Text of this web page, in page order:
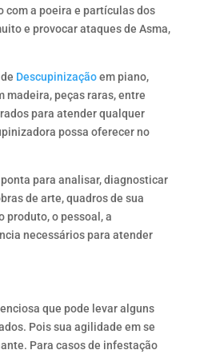
com a poeira e partículas dos
e provocar ataques de Asma,
Descupinizaçãoem piano,
madeira, peças raras, entre
para atender qualquer
possa oferecer no
para analisar, diagnosticar
de arte, quadros de sua
produto, o pessoal, a
necessários para atender
que pode levar alguns
Pois sua agilidade em se
Para casos de infestação